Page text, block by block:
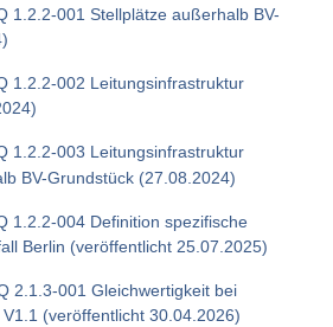
1.2.2-001 Stellplätze außerhalb BV-
1.2.2-002 Leitungsinfrastruktur
1.2.2-003 Leitungsinfrastruktur
BV-Grundstück (27.08.2024)
1.2.2-004 Definition spezifische
Berlin (veröffentlicht 25.07.2025)
2.1.3-001 Gleichwertigkeit bei
(veröffentlicht 30.04.2026)